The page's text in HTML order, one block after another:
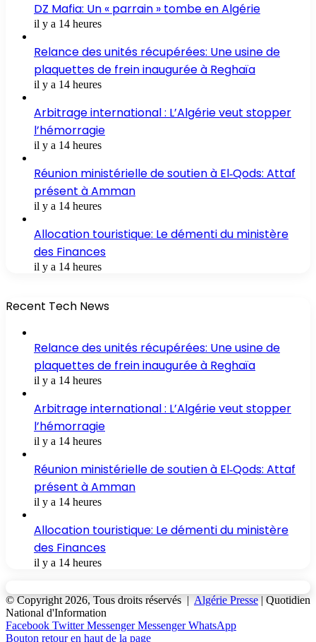
DZ Mafia: Un « parrain » tombe en Algérie
il y a 14 heures
Relance des unités récupérées: Une usine de
plaquettes de frein inaugurée à Reghaïa
il y a 14 heures
Arbitrage international : L’Algérie veut stopper
l’hémorragie
il y a 14 heures
Réunion ministérielle de soutien à El‑Qods: Attaf
présent à Amman
il y a 14 heures
Allocation touristique: Le démenti du ministère
des Finances
il y a 14 heures
Recent Tech News
Relance des unités récupérées: Une usine de
plaquettes de frein inaugurée à Reghaïa
il y a 14 heures
Arbitrage international : L’Algérie veut stopper
l’hémorragie
il y a 14 heures
Réunion ministérielle de soutien à El‑Qods: Attaf
présent à Amman
il y a 14 heures
Allocation touristique: Le démenti du ministère
des Finances
il y a 14 heures
© Copyright 2026, Tous droits réservés |Algérie Presse| Quotidien
National d'Information
Facebook Twitter Messenger Messenger WhatsApp
Bouton retour en haut de la page